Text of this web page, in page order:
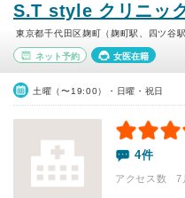
S.T style クリニッ
東京都千代田区麹町（麹町駅、四ツ谷
ネット予約 女医在籍
土曜（〜19:00）・日曜・祝日
4件
アクセス数 7